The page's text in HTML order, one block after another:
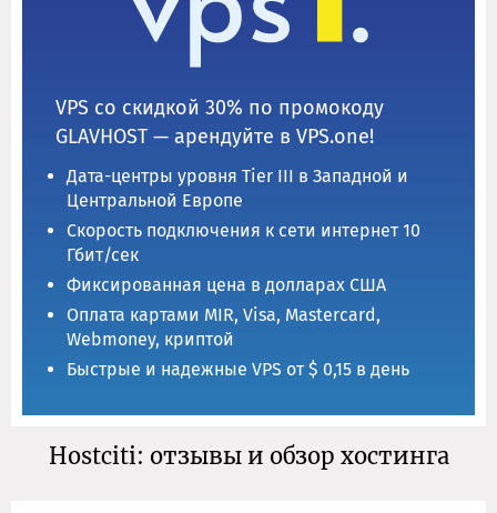
VPS со скидкой 30% по промокоду
GLAVHOST — арендуйте в VPS.one!
Дата-центры уровня Tier III в Западной и
Центральной Европе
Скорость подключения к сети интернет 10
Гбит/сек
Фиксированная цена в долларах США
Оплата картами MIR, Visa, Mastercard,
Webmoney, криптой
Быстрые и надежные VPS от $ 0,15 в день
Hostciti: отзывы и обзор хостинга